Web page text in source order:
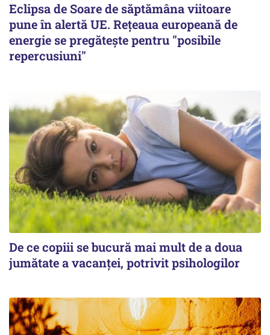
Eclipsa de Soare de săptămâna viitoare
pune în alertă UE. Rețeaua europeană de
energie se pregătește pentru "posibile
repercusiuni"
De ce copiii se bucură mai mult de a doua
jumătate a vacanței, potrivit psihologilor